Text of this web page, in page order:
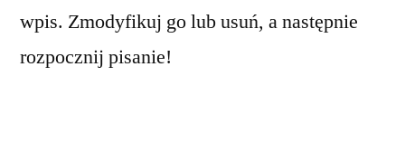
wpis. Zmodyfikuj go lub usuń, a następnie
rozpocznij pisanie!